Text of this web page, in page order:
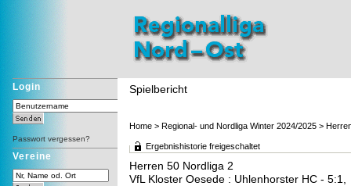
Spielbericht
Home > Regional- und Nordliga Winter 2024/2025 >
Login
Passwort vergessen?
Vereine
Ergebnishistorie freigeschaltet
Herren 50 Nordliga 2
VfL Kloster Oesede : Uhlenhorster HC - 5:1,